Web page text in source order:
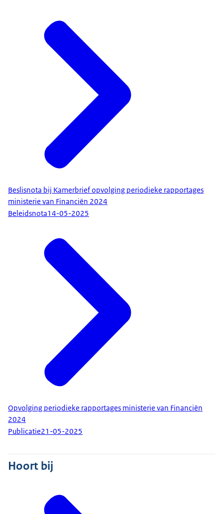
Beslisnota bij Kamerbrief opvolging periodieke rapportages
ministerie van Financiën 2024
Beleidsnota14-05-2025
Opvolging periodieke rapportages ministerie van Financiën
2024
Publicatie21-05-2025
Hoort bij